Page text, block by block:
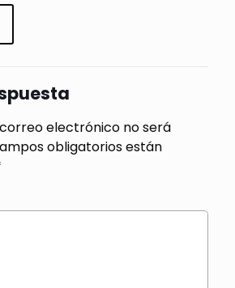
electrónico no será
obligatorios están